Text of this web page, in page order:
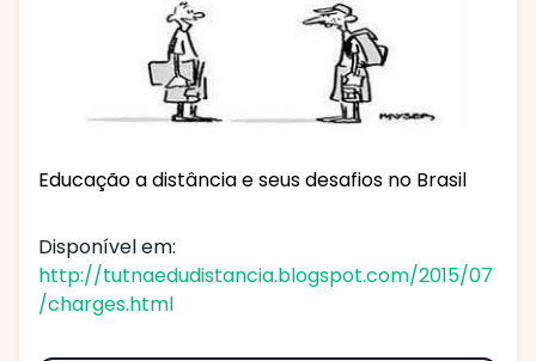
Educação a distância e seus desafios no Brasil
Disponível em:
http://tutnaedudistancia.blogspot.com/2015/07
/charges.html